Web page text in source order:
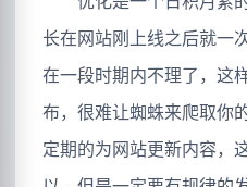
长在网站刚上线之后就一
在一段时期内不理了，这
布，很难让蜘蛛来爬取你
定期的为网站更新内容，